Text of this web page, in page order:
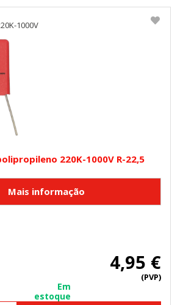
220K-1000V R-22,5
4,95 €
(PVP)
Em
estoque
1000V